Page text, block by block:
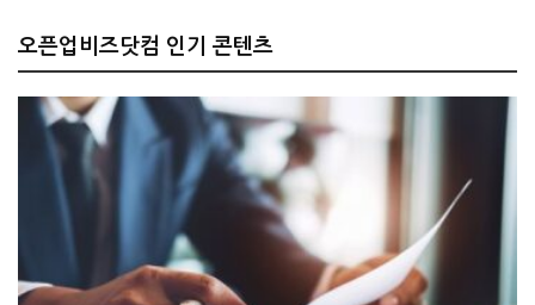
오픈업비즈닷컴 인기 콘텐츠